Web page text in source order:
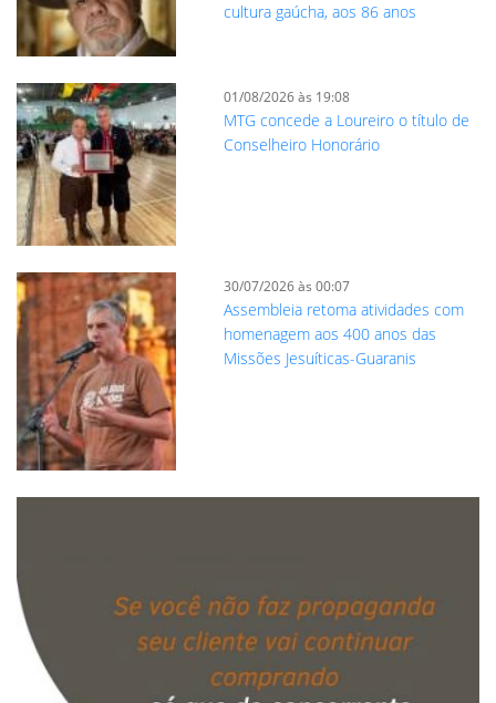
cultura gaúcha, aos 86 anos
01/08/2026 às 19:08
MTG concede a Loureiro o título de
Conselheiro Honorário
30/07/2026 às 00:07
Assembleia retoma atividades com
homenagem aos 400 anos das
Missões Jesuíticas-Guaranis